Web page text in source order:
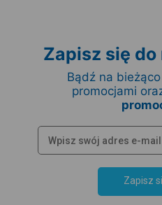
Zapisz się
Bądź na
promocjami
Zapisz